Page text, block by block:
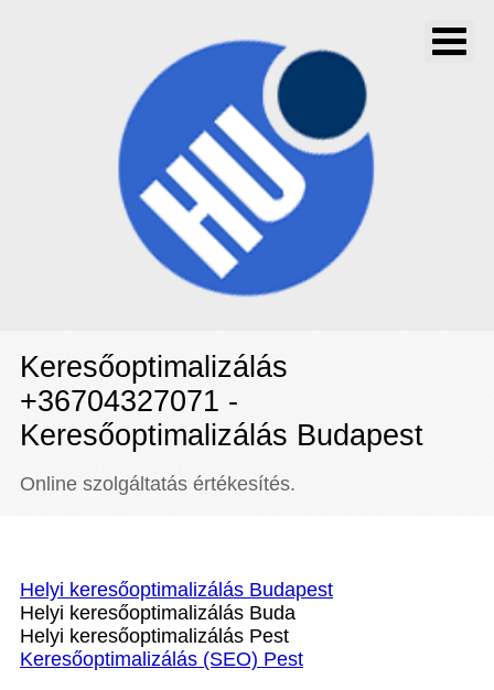
Keresőoptimalizálás
+36704327071 -
Keresőoptimalizálás Budapest
Online szolgáltatás értékesítés.
Helyi keresőoptimalizálás Budapest
Helyi keresőoptimalizálás Buda
Helyi keresőoptimalizálás Pest
Keresőoptimalizálás (SEO) Pest